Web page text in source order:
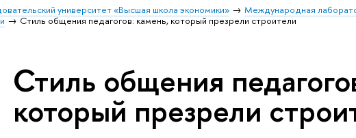
университет «Высшая школа экономики»
Международная
Стиль общения педагогов: камень, который презрели строители
Стиль общения
который презрели